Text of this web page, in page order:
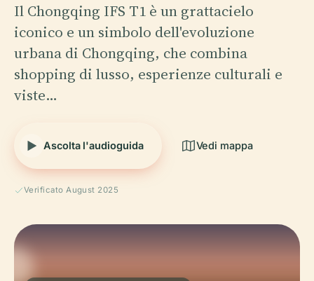
Il Chongqing IFS T1 è un grattacielo
iconico e un simbolo dell'evoluzione
urbana di Chongqing, che combina
shopping di lusso, esperienze culturali e
viste…
Ascolta l'audioguida Vedi mappa
Verificato August 2025